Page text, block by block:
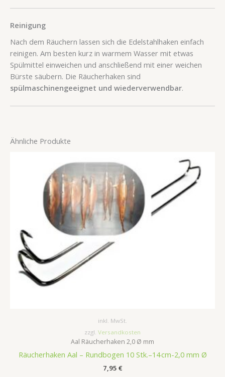
Reinigung
Nach dem Räuchern lassen sich die Edelstahlhaken einfach
reinigen. Am besten kurz in warmem Wasser mit etwas
Spülmittel einweichen und anschließend mit einer weichen
Bürste säubern. Die Räucherhaken sind
spülmaschinengeeignet und wiederverwendbar.
Ähnliche Produkte
inkl. MwSt.
zzgl. Versandkosten
Aal Räucherhaken 2,0 Ø mm
Räucherhaken Aal – Rundbogen 10 Stk.–14 cm-2,0 mm Ø
7,95 €